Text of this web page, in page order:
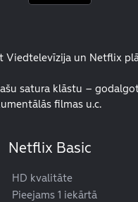
Viedtelevīzija un Netflix
satura klāstu –
filmas u.c.
Netflix Basic
HD kvalitāte
Pieejams 1 iekārtā